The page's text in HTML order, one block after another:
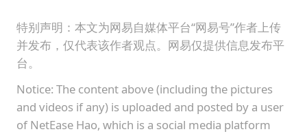
特别声明：本文为网易自媒体平台“网易号”作者上传
并发布，仅代表该作者观点。网易仅提供信息发布平
台。
Notice: The content above (including the pictures
and videos if any) is uploaded and posted by a user
of NetEase Hao, which is a social media platform